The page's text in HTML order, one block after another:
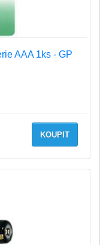
AAA 1ks - GP
KOUPIT